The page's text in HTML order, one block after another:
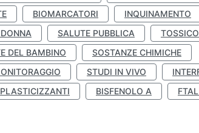
BIOMARCATORI
INQUINAMENTO
SALUTE PUBBLICA
DEL BAMBINO
SOSTANZE CHIMICHE
STUDI IN VIVO
PLASTICIZZANTI BISFENOLO A